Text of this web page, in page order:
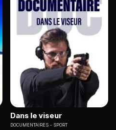
Dans le viseur
DOCUMENTAIRES SPORT